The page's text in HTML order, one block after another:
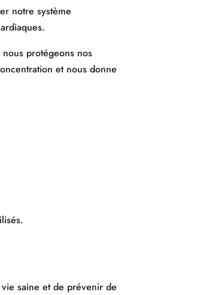
notre système
protégeons nos
et nous donne
saine et de prévenir de